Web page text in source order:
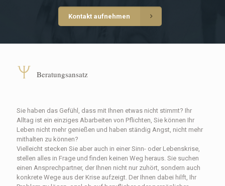
Kontakt aufnehmen
Beratungsansatz
Sie haben das Gefühl, dass mit Ihnen etwas nicht stimmt? Ihr
Alltag ist ein einziges Abarbeiten von Pflichten, Sie können Ihr
Leben nicht mehr genießen und haben ständig Angst, nicht mehr
mithalten zu können?
Vielleicht stecken Sie aber auch in einer Sinn- oder Lebenskrise,
stellen alles in Frage und finden keinen Weg heraus. Sie suchen
einen Ansprechpartner, der Ihnen nicht nur zuhört, sondern auch
konkrete Wege aus der Krise aufzeigt. Der Ihnen dabei hilft, Ihr